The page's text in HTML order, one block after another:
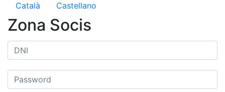
Català
Castellano
Zona Socis